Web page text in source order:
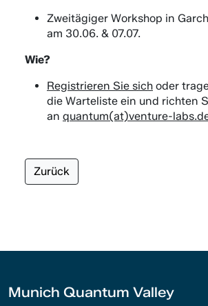
Zweitägiger Workshop in
am 30.06. & 07.07.
Wie?
Registrieren Sie sich oder
die Warteliste ein und richten
an quantum(at)venture-
Zurück
Munich Quantum Valley